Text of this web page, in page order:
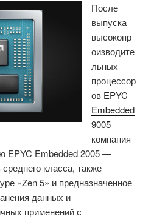
После
выпуска
высокопр
оизводите
льных
процессор
ов EPYC
Embedded
9005
компания
EPYC Embedded 2005 —
класса, также
«Zen 5» и предназначенное
данных и
применений с